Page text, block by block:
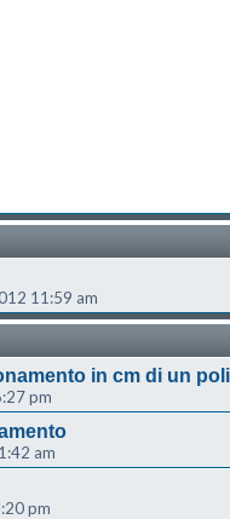
11:59 am
in cm di un
pm
am
pm